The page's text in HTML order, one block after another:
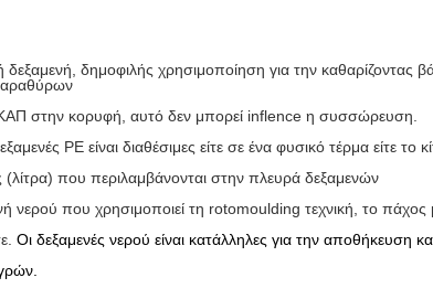
δεξαμενή , δημοφιλής χρησιμοποίηση για την καθαρίζοντας
στην κορυφή, αυτό δεν μπορεί inflence η συσσώρευση.
PE είναι διαθέσιμες είτε σε ένα φυσικό τέρμα είτε το
(λίτρα) που περιλαμβάνονται στην πλευρά δεξαμενών
νερού που χρησιμοποιεί τη rotomoulding τεχνική, το πάχος
Οι δεξαμενές νερού είναι κατάλληλες για την αποθήκευση